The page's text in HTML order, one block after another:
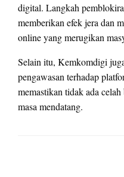
digital. Langkah
memberikan efek jera dan
online yang merugikan
Selain itu, Kemkomdigi
pengawasan terhadap
memastikan tidak ada
masa mendatang.